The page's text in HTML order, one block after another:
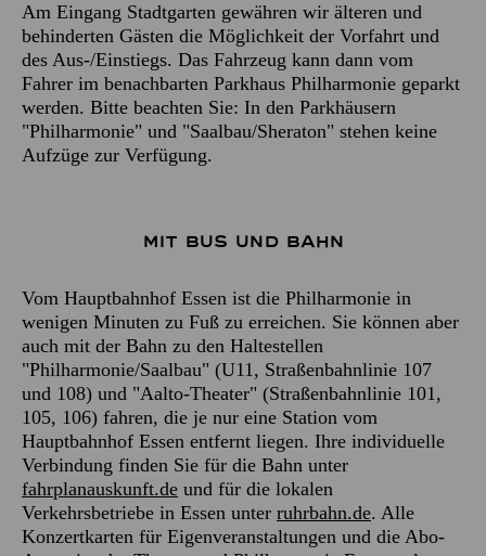
Am Eingang Stadtgarten gewähren wir älteren und
behinderten Gästen die Möglichkeit der Vorfahrt und
des Aus-/Einstiegs. Das Fahrzeug kann dann vom
Fahrer im benachbarten Parkhaus Philharmonie geparkt
werden. Bitte beachten Sie: In den Parkhäusern
"Philharmonie" und "Saalbau/Sheraton" stehen keine
Aufzüge zur Verfügung.
Mit Bus und Bahn
Vom Hauptbahnhof Essen ist die Philharmonie in
wenigen Minuten zu Fuß zu erreichen. Sie können aber
auch mit der Bahn zu den Haltestellen
"Philharmonie/Saalbau" (U11, Straßenbahnlinie 107
und 108) und "Aalto-Theater" (Straßenbahnlinie 101,
105, 106) fahren, die je nur eine Station vom
Hauptbahnhof Essen entfernt liegen. Ihre individuelle
Verbindung finden Sie für die Bahn unter
fahrplanauskunft.de und für die lokalen
Verkehrsbetriebe in Essen unter ruhrbahn.de. Alle
Konzertkarten für Eigenveranstaltungen und die Abo-